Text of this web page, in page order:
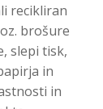
recikliran
brošure
slepi tisk,
in
in